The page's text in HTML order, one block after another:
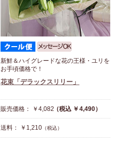
新鮮＆ハイグレードな花の王様・ユリを
お手頃価格で！
花束「デラックスリリー」
販売価格： ￥4,082（税込 ￥4,490）
送料： ￥1,210 （税込）